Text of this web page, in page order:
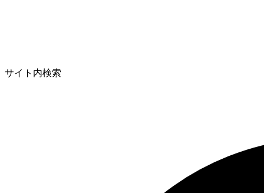
サイト内検索